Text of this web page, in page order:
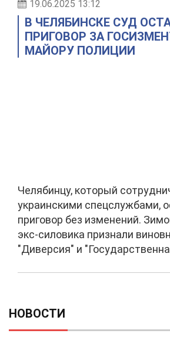
19.06.2025 13:12
В ЧЕЛЯБИНСКЕ СУД
ПРИГОВОР ЗА
МАЙОРУ ПОЛИЦИИ
Челябинцу, который
украинскими спецслужбами,
приговор без изменений.
экс-силовика признали
"Диверсия" и
НОВОСТИ